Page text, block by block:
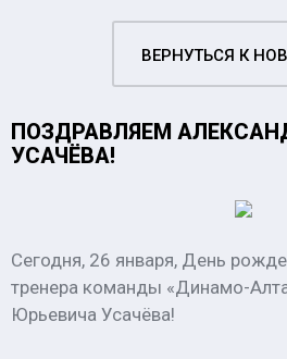
ВЕРНУТЬСЯ К
ПОЗДРАВЛЯЕМ
УСАЧЁВА!
Сегодня, 26 января, День
тренера команды «Динамо-
Юрьевича Усачёва!